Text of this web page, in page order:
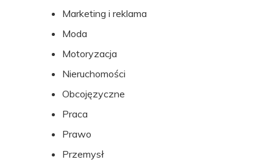
Marketing i reklama
Moda
Motoryzacja
Nieruchomości
Obcojęzyczne
Praca
Prawo
Przemysł